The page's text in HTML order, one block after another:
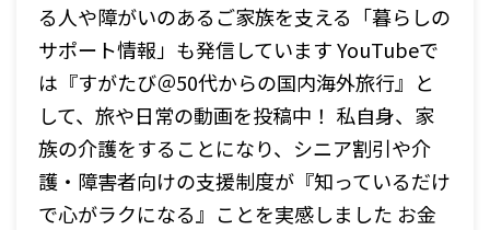
る人や障がいのあるご家族を支える「暮らしの
サポート情報」も発信しています YouTubeで
は『すがたび＠50代からの国内海外旅行』と
して、旅や日常の動画を投稿中！ 私自身、家
族の介護をすることになり、シニア割引や介
護・障害者向けの支援制度が『知っているだけ
で心がラクになる』ことを実感しました お金